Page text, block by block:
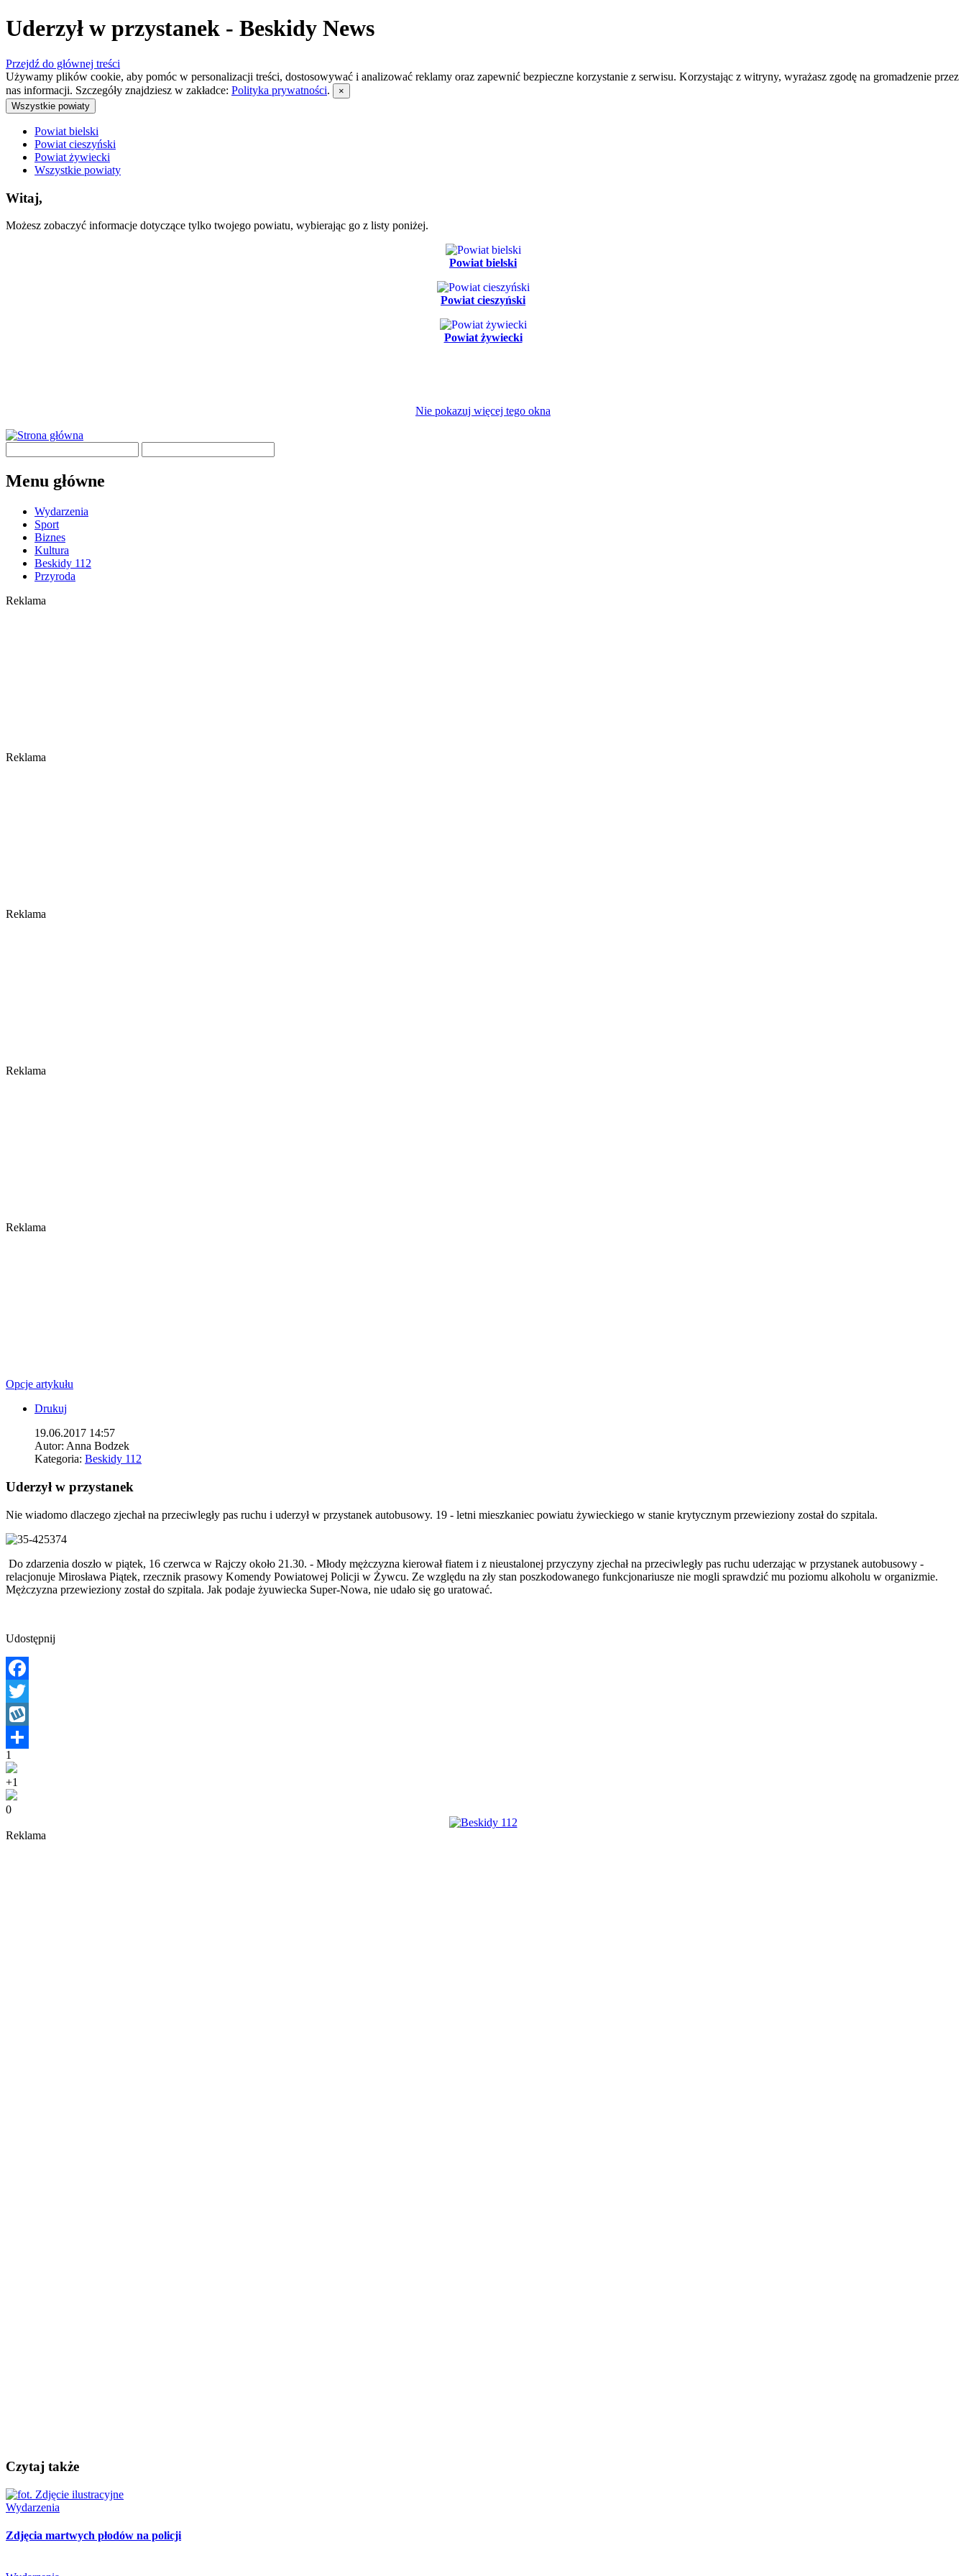
Uderzył w przystanek - Beskidy News
Przejdź do głównej treści
Używamy plików cookie, aby pomóc w personalizacji treści, dostosowywać i analizować reklamy oraz zapewnić bezpieczne korzystanie z serwisu. Korzystając z witryny, wyrażasz zgodę na gromadzenie przez
nas informacji. Szczegóły znajdziesz w zakładce: Polityka prywatności.
×
Wszystkie powiaty
Powiat bielski
Powiat cieszyński
Powiat żywiecki
Wszystkie powiaty
Witaj,
Możesz zobaczyć informacje dotyczące tylko twojego powiatu, wybierając go z listy poniżej.
Powiat bielski
Powiat cieszyński
Powiat żywiecki
Nie pokazuj więcej tego okna
Menu główne
Wydarzenia
Sport
Biznes
Kultura
Beskidy 112
Przyroda
Reklama
Reklama
Reklama
Reklama
Reklama
Opcje artykułu
Drukuj
19.06.2017 14:57
Autor: Anna Bodzek
Kategoria: Beskidy 112
Uderzył w przystanek
Nie wiadomo dlaczego zjechał na przeciwległy pas ruchu i uderzył w przystanek autobusowy. 19 - letni mieszkaniec powiatu żywieckiego w stanie krytycznym przewieziony został do szpitala.
Do zdarzenia doszło w piątek, 16 czerwca w Rajczy około 21.30. - Młody mężczyzna kierował fiatem i z nieustalonej przyczyny zjechał na przeciwległy pas ruchu uderzając w przystanek autobusowy -
relacjonuje Mirosława Piątek, rzecznik prasowy Komendy Powiatowej Policji w Żywcu. Ze względu na zły stan poszkodowanego funkcjonariusze nie mogli sprawdzić mu poziomu alkoholu w organizmie.
Mężczyzna przewieziony został do szpitala. Jak podaje żyuwiecka Super-Nowa, nie udało się go uratować.
Udostępnij
Facebook
Twitter
Wykop
Share
1
+1
0
Reklama
Czytaj także
Wydarzenia
Zdjęcia martwych płodów na policji